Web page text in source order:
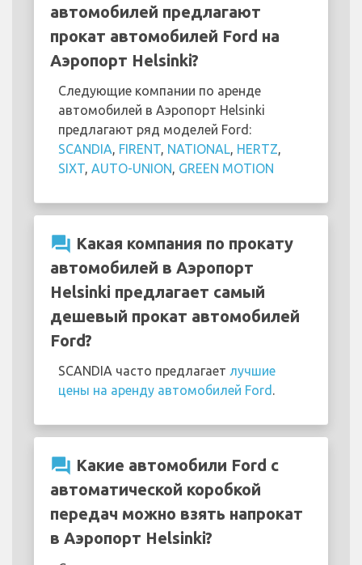
автомобилей предлагают
прокат автомобилей Ford на
Аэропорт Helsinki?
Следующие компании по аренде
автомобилей в Аэропорт Helsinki
предлагают ряд моделей Ford:
SCANDIA FIRENT NATIONAL HERTZ
SIXT AUTO-UNION GREEN MOTION
question_answer Какая компания по прокату
автомобилей в Аэропорт
Helsinki предлагает самый
дешевый прокат автомобилей
Ford?
SCANDIA часто предлагает лучшие
цены на аренду автомобилей Ford
question_answer Какие автомобили Ford с
автоматической коробкой
передач можно взять напрокат
в Аэропорт Helsinki?